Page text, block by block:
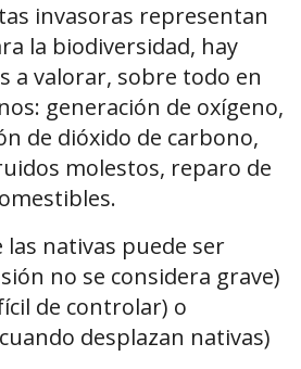
invasoras representan
la biodiversidad, hay
a valorar, sobre todo en
generación de oxígeno,
de dióxido de carbono,
molestos, reparo de
las nativas puede ser
no se considera grave)
de controlar) o
desplazan nativas)